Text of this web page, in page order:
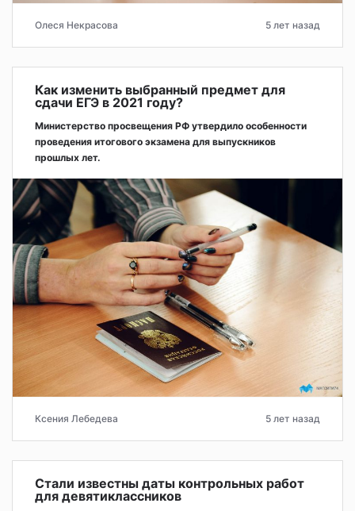
Олеся Некрасова 5 лет назад
Как изменить выбранный предмет для
сдачи ЕГЭ в 2021 году?
Министерство просвещения РФ утвердило особенности
проведения итогового экзамена для выпускников
прошлых лет.
Ксения Лебедева 5 лет назад
Стали известны даты контрольных работ
для девятиклассников